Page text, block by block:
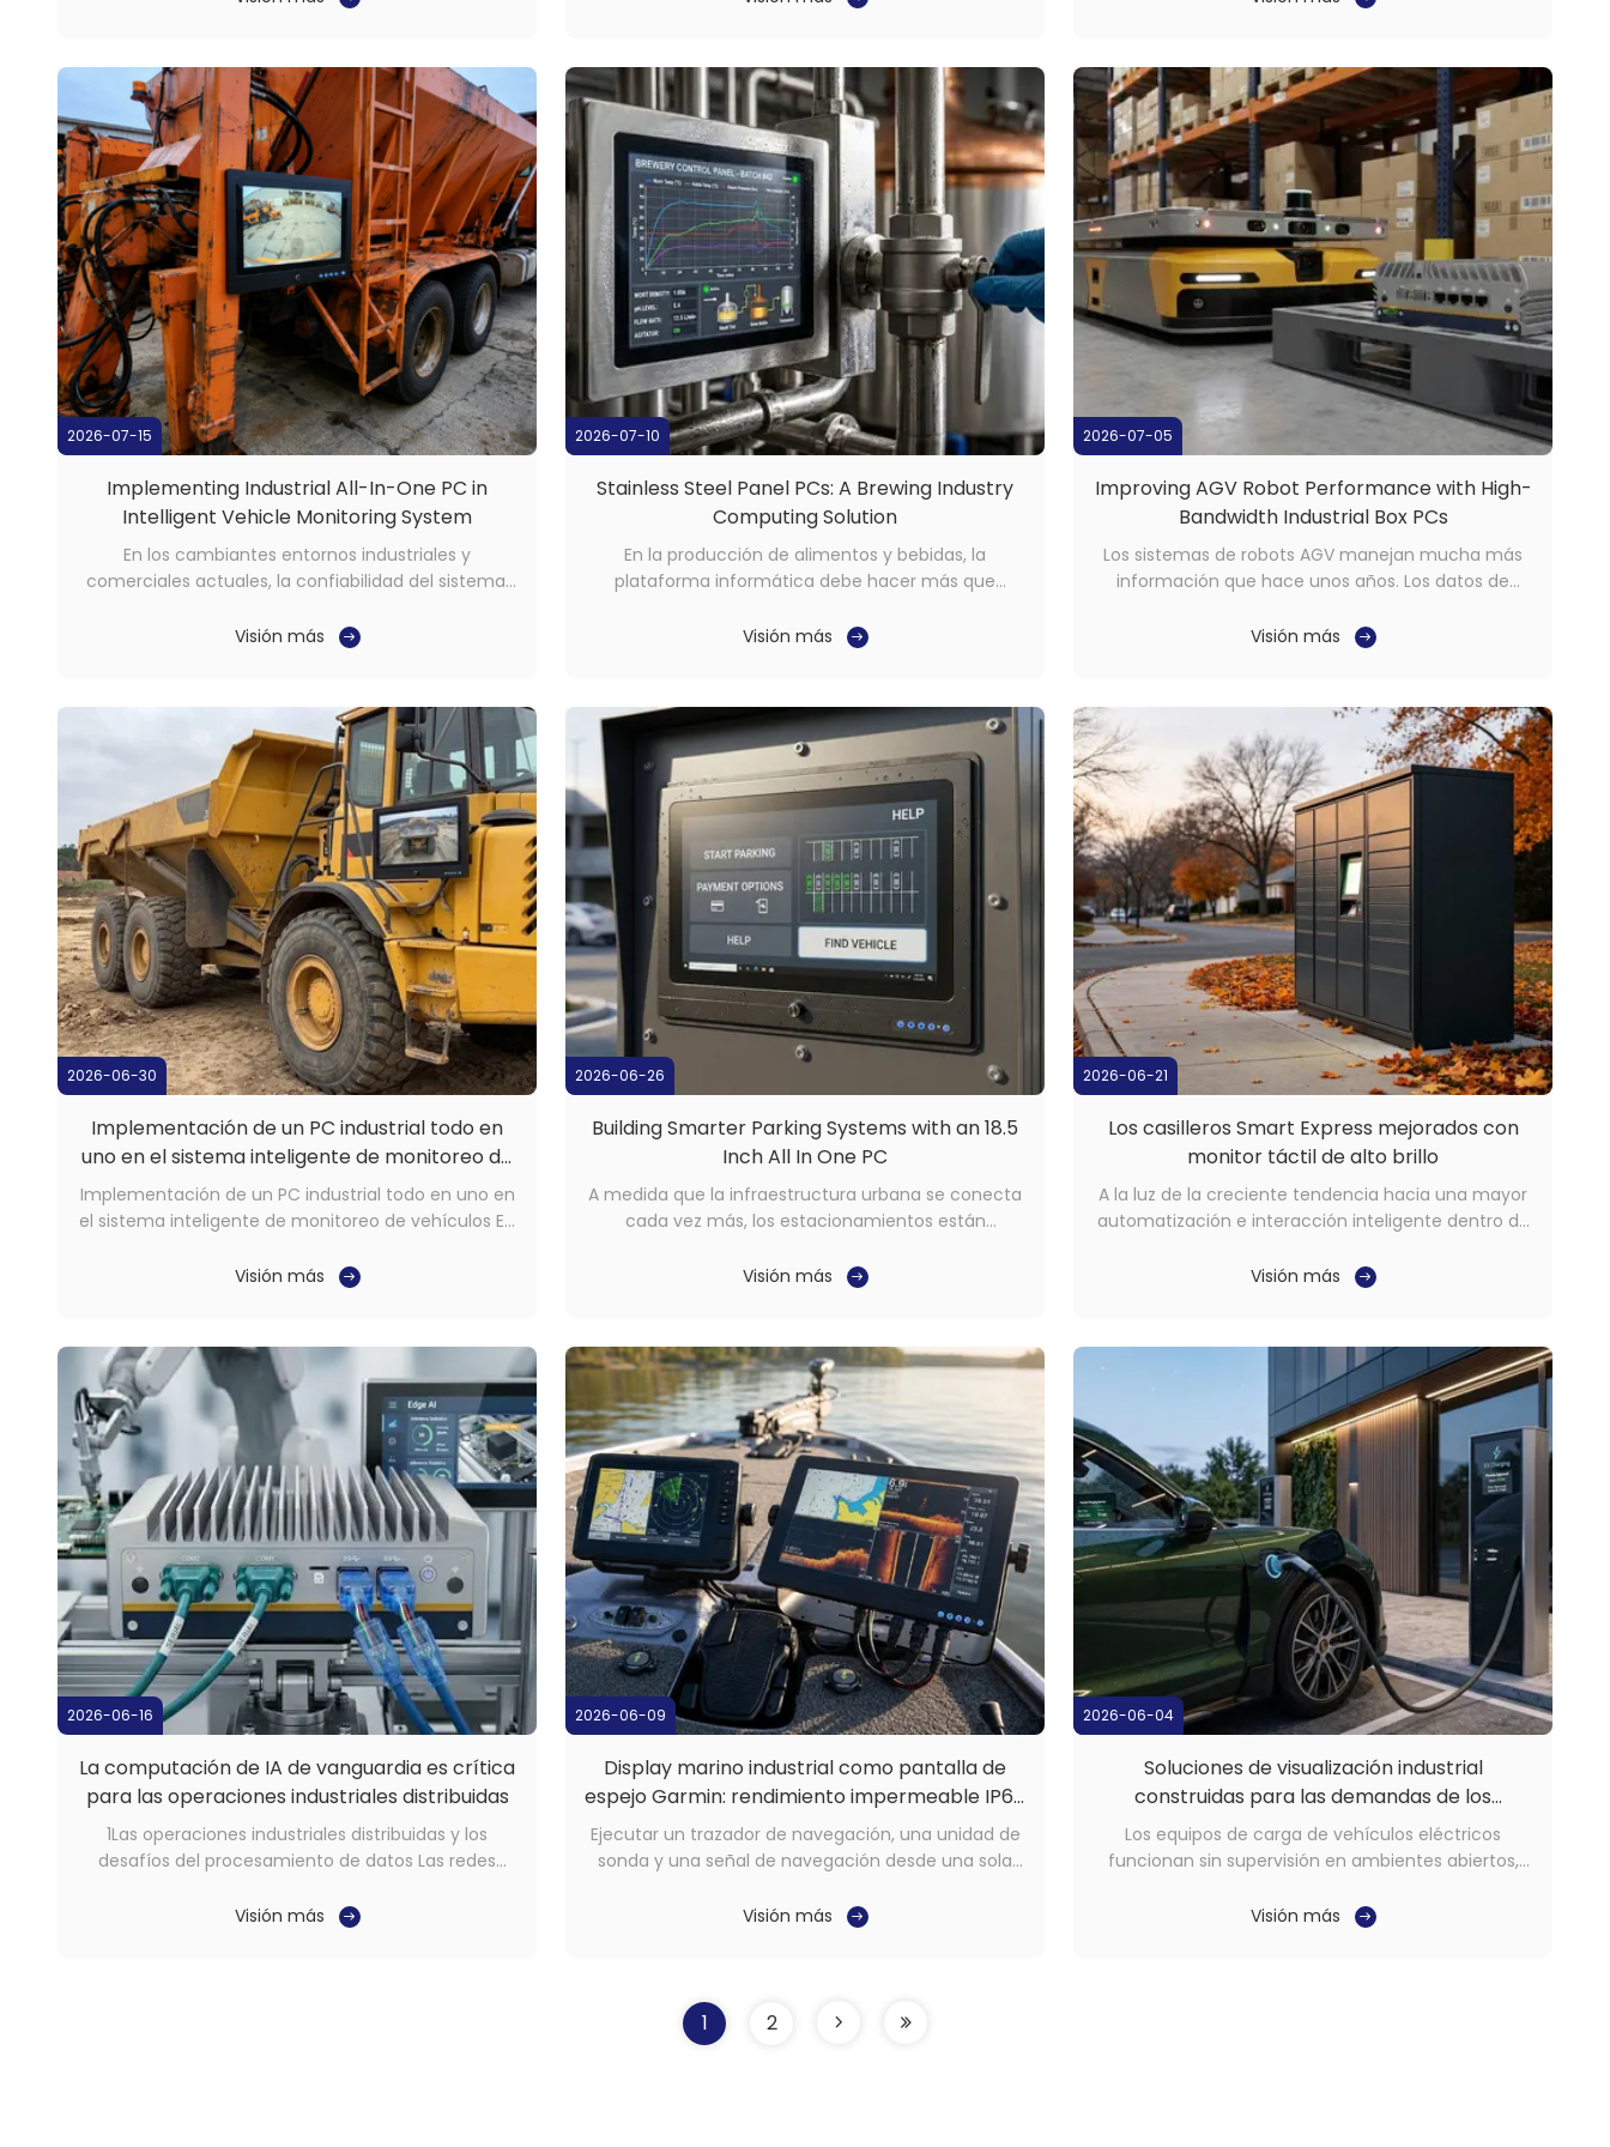
terminal de datos móvil que une los ...
máquinas en ...
sin interrupción ...
2026-07-15
Implementing Industrial All-In-One PC in
Intelligent Vehicle Monitoring System
En los cambiantes entornos industriales y
comerciales actuales, la confiabilidad del sistema,
son opcionales. Son requisitos necesarios para
el ...
Visión más
2026-07-10
Stainless Steel Panel PCs: A Brewing Industry
Computing Solution
En la producción de alimentos y bebidas, la
plataforma informática debe hacer más que
estables mediante el uso continuo.Pcs de paneles
functionality ...
Visión más
2026-07-05
Improving AGV Robot Performance with High-
Bandwidth Industrial Box PCs
Los sistemas de robots AGV manejan mucha más
información que hace unos años. Los datos de
comandos de coordinación de flotas y las
muchos proyectos, el ...
Visión más
2026-06-30
Implementación de un PC industrial todo en
uno en el sistema inteligente de monitoreo de
vehículos
Implementación de un PC industrial todo en uno en
el sistema inteligente de monitoreo de vehículos En
día, la fiabilidad del sistema, la claridad visual y la
Visión más
2026-06-26
Building Smarter Parking Systems with an 18.5
Inch All In One PC
A medida que la infraestructura urbana se conecta
cada vez más, los estacionamientos están
eficiencia, la visibilidad y la experiencia del
procesos manuales están ...
Visión más
2026-06-21
Los casilleros Smart Express mejorados con
monitor táctil de alto brillo
A la luz de la creciente tendencia hacia una mayor
automatización e interacción inteligente dentro de
inteligentes se están convirtiendo en una parte
Visión más
2026-06-16
La computación de IA de vanguardia es crítica
para las operaciones industriales distribuidas
1Las operaciones industriales distribuidas y los
desafíos del procesamiento de datos Las redes
distribuidas en múltiples sitios, activos y entornos de
Visión más
2026-06-09
Display marino industrial como pantalla de
espejo Garmin: rendimiento impermeable IP67
para las configuraciones de timón
Ejecutar un trazador de navegación, una unidad de
sonda y una señal de navegación desde una sola
operadores serios aceptan de forma
Visión más
2026-06-04
Soluciones de visualización industrial
construidas para las demandas de los
sistemas de carga de vehículos eléctricos
Los equipos de carga de vehículos eléctricos
funcionan sin supervisión en ambientes abiertos,
cambios de temperatura que pueden exceder los
Visión más
1 2